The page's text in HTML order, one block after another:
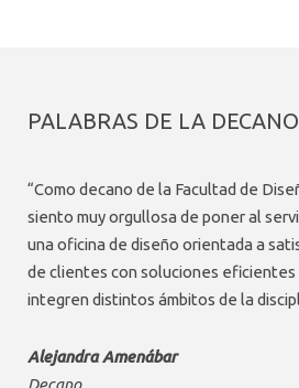
PALABRAS DE LA DECANO
“Como decano de la Facultad de
siento muy orgullosa de poner al
una oficina de diseño orientada a
de clientes con soluciones eficientes
integren distintos ámbitos de la
Alejandra Amenábar
Decano